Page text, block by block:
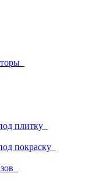
плитку
покраску